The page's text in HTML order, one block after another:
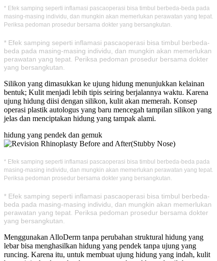
* Efek samping seperti inflamasi pascaoperasi bisa timbul berbeda-beda pada
masing-masing individu, dan mungkin akan memerlukan perawatan yang tepat.
Periksa pedoman prosedur bersama dokter yang bersangkutan.
* Efek samping seperti inflamasi pascaoperasi bisa timbul berbeda-
beda pada masing-masing individu, dan mungkin akan memerlukan
perawatan yang tepat. Periksa pedoman prosedur bersama dokter
yang bersangkutan.
Silikon yang dimasukkan ke ujung hidung menunjukkan kelainan
bentuk; Kulit menjadi lebih tipis seiring berjalannya waktu. Karena
ujung hidung diisi dengan silikon, kulit akan memerah. Konsep
operasi plastik autologus yang baru mencegah tampilan silikon yang
jelas dan menciptakan hidung yang tampak alami.
hidung yang pendek dan gemuk
* Efek samping seperti inflamasi pascaoperasi bisa timbul berbeda-beda pada
masing-masing individu, dan mungkin akan memerlukan perawatan yang tepat.
Periksa pedoman prosedur bersama dokter yang bersangkutan.
* Efek samping seperti inflamasi pascaoperasi bisa timbul berbeda-
beda pada masing-masing individu, dan mungkin akan memerlukan
perawatan yang tepat. Periksa pedoman prosedur bersama dokter
yang bersangkutan.
Menggunakan AlloDerm tanpa perubahan struktural hidung yang
lebar bisa menghasilkan hidung yang pendek tanpa ujung yang
runcing. Karena itu, untuk membuat ujung hidung yang indah, kulit